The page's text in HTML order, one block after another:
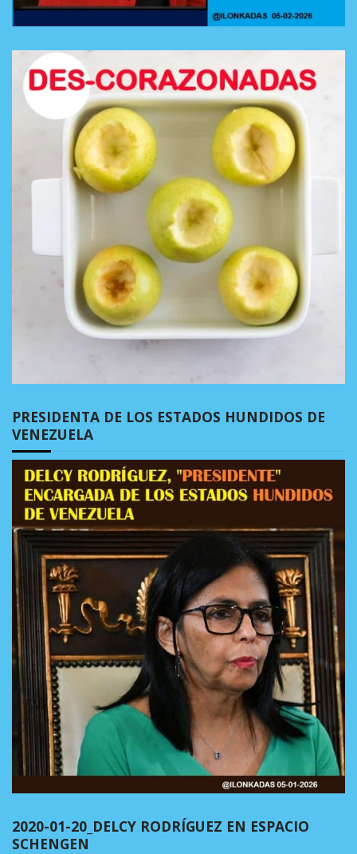
PRESIDENTA DE LOS ESTADOS HUNDIDOS DE
VENEZUELA
2020-01-20_DELCY RODRÍGUEZ EN ESPACIO
SCHENGEN